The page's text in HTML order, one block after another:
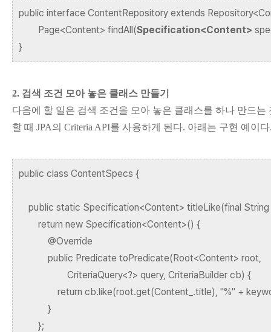
public interface ContentRepository extends
Page<Content> findAll(Specification<Content>
}
2. 검색 조건 모아 놓은 클래스 만들기
다음에 할 일은 검색 조건을 모아 놓은 클래스를 하나 만드는
할 때 JPA의 Criteria API를 사용하게 된다. 아래는 구현 예이
public class ContentSpecs {
public static Specification<Content> titleLike(final
return new Specification<Content>() {
@Override
public Predicate toPredicate(Root<Content> root,
CriteriaQuery<?> query, CriteriaBuilder cb) {
return cb.like(root.get(Content_.title), "%" +
}
};